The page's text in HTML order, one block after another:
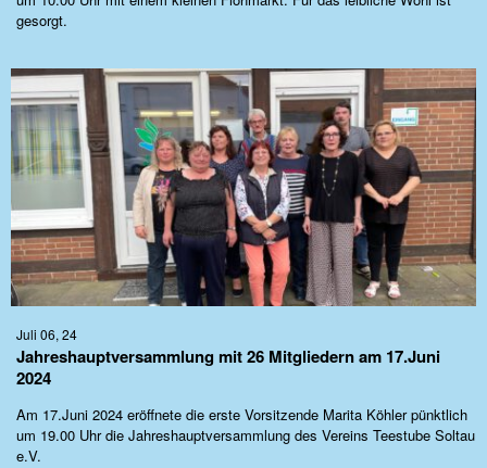
gesorgt.
Juli 06, 24
Jahreshauptversammlung mit 26 Mitgliedern am 17.Juni
2024
Am 17.Juni 2024 eröffnete die erste Vorsitzende Marita Köhler pünktlich
um 19.00 Uhr die Jahreshauptversammlung des Vereins Teestube Soltau
e.V.